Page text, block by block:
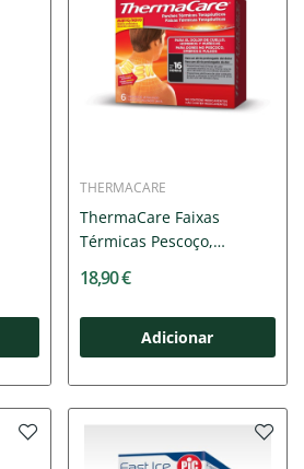
THERMACARE
ThermaCare Faixas
Térmicas Pescoço,
18,90 €
Adicionar